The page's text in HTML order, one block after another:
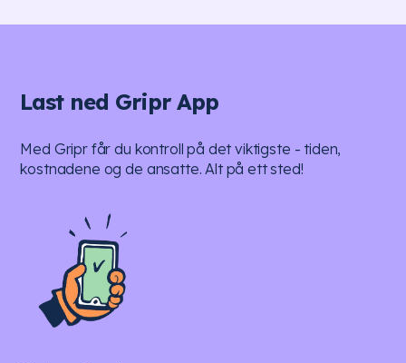
Last ned Gripr App
Med Gripr får du kontroll på det viktigste - tiden,
kostnadene og de ansatte. Alt på ett sted!